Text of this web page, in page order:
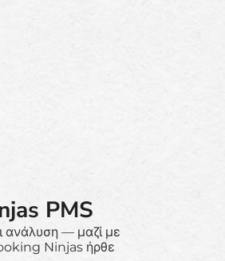
PMS
ανάλυση — μαζί με
Ninjas ήρθε